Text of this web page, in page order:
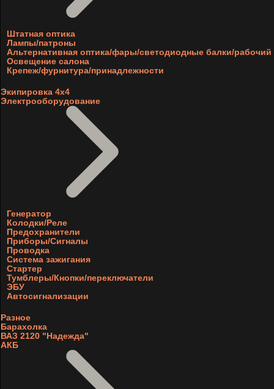
Штатная оптика
Лампы/патроны
Альтернативная оптика/фары/светодиодные балки/рабочий
Освещение салона
Крепеж/фурнитура/принадлежности
Экипировка 4х4
Электрооборудование
Генератор
Колодки/Реле
Предохранители
Приборы/Сигналы
Проводка
Система зажигания
Стартер
Тумблеры/Кнопки/переключатели
ЭБУ
Автосигнализации
Разное
Барахолка
ВАЗ 2120 "Надежда"
АКБ